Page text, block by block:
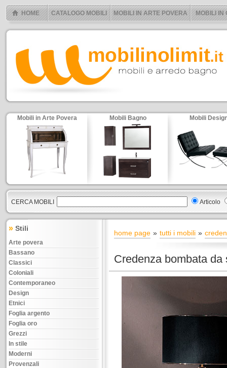
HOME CATALOGO MOBILI MOBILI IN ARTE POVERA MOBILI IN
Mobili in Arte Povera Mobili Bagno Mobili
CERCA MOBILI Articolo
» Stili
Arte povera
Bassano
Classici
Coloniali
Contemporaneo
Design
Etnici
Foglia argento
Foglia oro
Grezzi
In stile
Moderni
Provenzali
home page tutti i mobili
Credenza bombata